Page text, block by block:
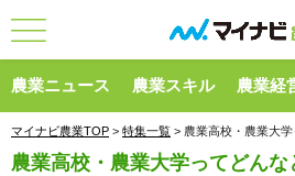
農業ニュース 農業スキル 農業経
マイナビ農業TOP > 特集一覧 > 農業高校・農業大
農業高校・農業大学ってどんな